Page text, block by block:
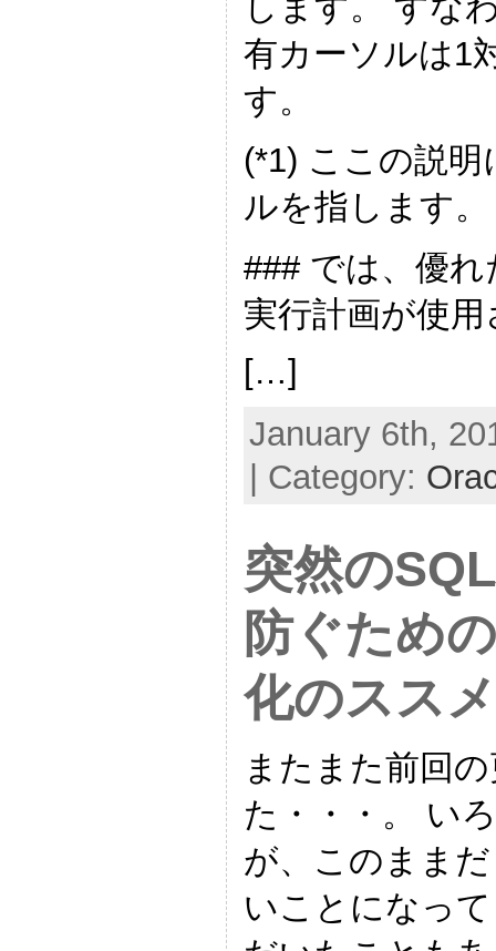
有カーソルは1
す。
(*1) ここの説
ルを指します。
### では、優
実行計画が使
[…]
January 6th,
| Category:
突然の
防ぐため
化のススメ
またまた前回
た・・・。 い
が、このまま
いことになっ